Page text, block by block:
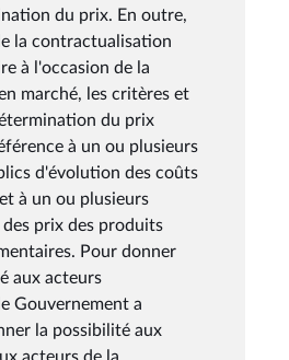
du prix. En outre,
la contractualisation
à l'occasion de la
marché, les critères et
du prix
à un ou plusieurs
d'évolution des coûts
à un ou plusieurs
prix des produits
Pour donner
aux acteurs
Gouvernement a
la possibilité aux
acteurs de la